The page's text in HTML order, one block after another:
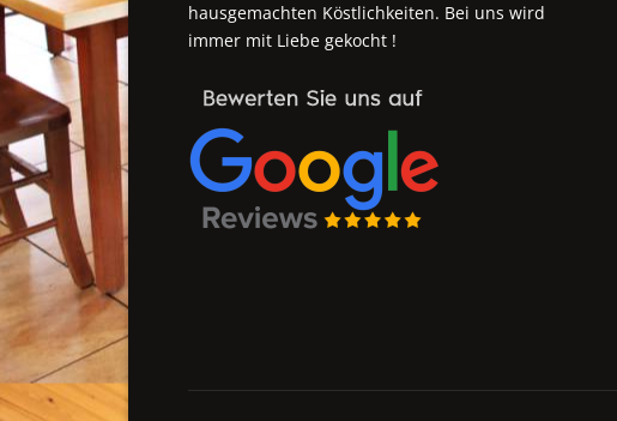
hausgemachten Köstlichkeiten. Bei uns wird
immer mit Liebe gekocht !